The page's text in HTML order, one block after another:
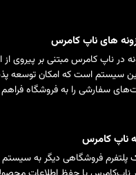
های ناپ کامرس
در ناپ کامرس مبتنی بر پیروی از
سیستم است که امکان توسعه
سفارشی را به فروشگاه
ناپ کامرس
پلتفرم فروشگاهی دیگر به سیستم